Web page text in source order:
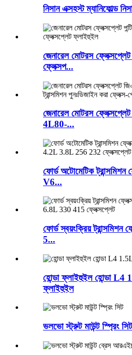
নিসান এক্সহস্ট ম্যানিফোল্ড
জেনারেল মোটরস
ফ্লেক্সপ...
জেনারেল মোটরস
4L80-...
ফোর্ড অটোমেটিক
V6...
ফোর্ড স্বয়ংক্রিয়
5...
হোন্ডা ফ্লাইহুইল হোন্ডা
ফ্লাইহুইল
ভলভো স্ট্রুট মাউন্ট স্প্রিং সিট